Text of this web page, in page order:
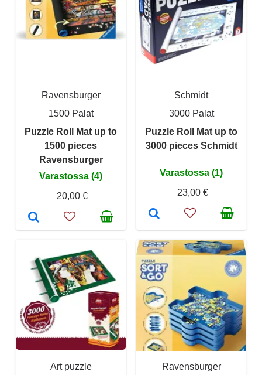
Ravensburger
1500 Palat
Puzzle Roll Mat up to
1500 pieces
Ravensburger
Varastossa (4)
20,00 €
Schmidt
3000 Palat
Puzzle Roll Mat up to
3000 pieces Schmidt
Varastossa (1)
23,00 €
Art puzzle Ravensburger